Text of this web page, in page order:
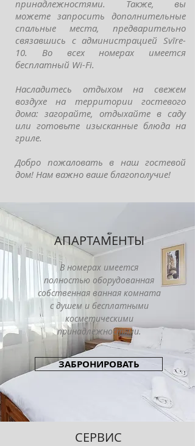
принадлежностями. Также, вы
можете запросить дополнительные
спальные места, предварительно
связавшись с администрацией Svīre-
10. Во всех номерах имеется
бесплатный Wi-Fi.
Насладитесь отдыхом на свежем
воздухе на территории гостевого
дома: загорайте, отдыхайте в саду
или готовьте изысканные блюда на
гриле.
Добро пожаловать в наш гостевой
дом! Нам важно ваше благополучие!
АПАРТАМЕНТЫ
В номерах имеется
полностью оборудованная
собственная ванная комната
с душем и бесплатными
косметическими
принадлежностями.
ЗАБРОНИРОВАТЬ
СЕРВИС